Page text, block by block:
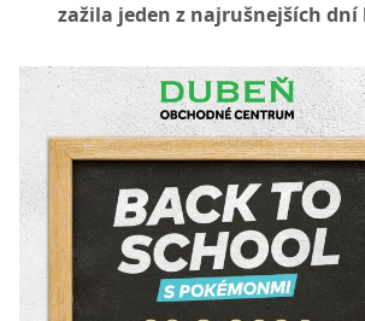
zažila jeden z najrušnejších dní